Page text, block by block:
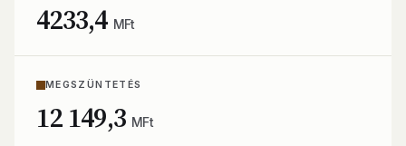
4233,4 MFt
MEGSZÜNTETÉS
12 149,3 MFt